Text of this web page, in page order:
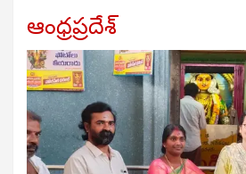
ఆంధ్రప్రదేశ్